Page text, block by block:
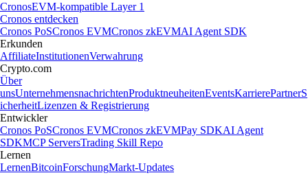
CronosEVM-kompatible Layer 1
Cronos entdecken
Cronos PoSCronos EVMCronos zkEVMAI Agent SDK
Erkunden
AffiliateInstitutionenVerwahrung
Crypto.com
Über
unsUnternehmensnachrichtenProduktneuheitenEventsKarrierePartnerS
icherheitLizenzen & Registrierung
Entwickler
Cronos PoSCronos EVMCronos zkEVMPay SDKAI Agent
SDKMCP ServersTrading Skill Repo
Lernen
LernenBitcoinForschungMarkt-Updates